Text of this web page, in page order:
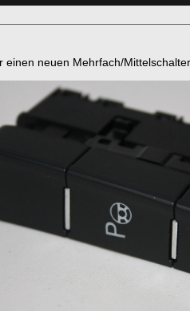
einen neuen Mehrfach/